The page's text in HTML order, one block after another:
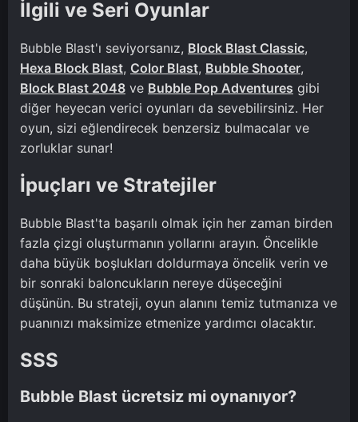
İlgili ve Seri Oyunlar
Bubble Blast'ı seviyorsanız, Block Blast Classic,
Hexa Block Blast, Color Blast, Bubble Shooter,
Block Blast 2048 ve Bubble Pop Adventures gibi
diğer heyecan verici oyunları da sevebilirsiniz. Her
oyun, sizi eğlendirecek benzersiz bulmacalar ve
zorluklar sunar!
İpuçları ve Stratejiler
Bubble Blast'ta başarılı olmak için her zaman birden
fazla çizgi oluşturmanın yollarını arayın. Öncelikle
daha büyük boşlukları doldurmaya öncelik verin ve
bir sonraki baloncukların nereye düşeceğini
düşünün. Bu strateji, oyun alanını temiz tutmanıza ve
puanınızı maksimize etmenize yardımcı olacaktır.
SSS
Bubble Blast ücretsiz mi oynanıyor?